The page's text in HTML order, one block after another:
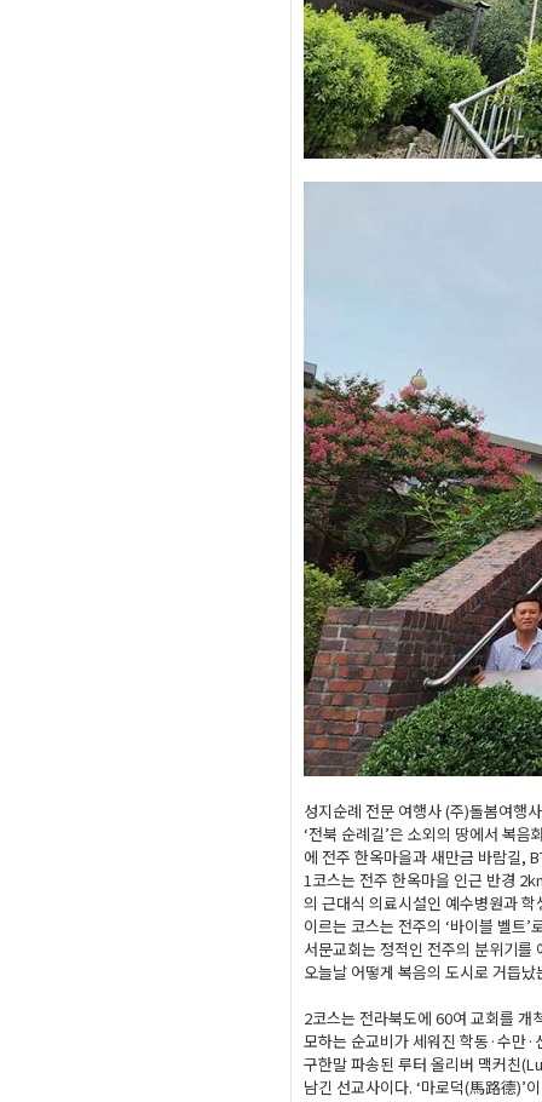
성지순례 전문 여행사 (주)돌봄여행
‘전북 순례길’은 소외의 땅에서 복
에 전주 한옥마을과 새만금 바람길,
1코스는 전주 한옥마을 인근 반경
의 근대식 의료시설인 예수병원과
이르는 코스는 전주의 ‘바이블 벨트’
서문교회는 정적인 전주의 분위기를
오늘날 어떻게 복음의 도시로 거듭
2코스는 전라북도에 60여 교회를 개
모하는 순교비가 세워진 학동·수만
구한말 파송된 루터 올리버 맥커친
남긴 선교사이다. ‘마로덕(馬路德)’